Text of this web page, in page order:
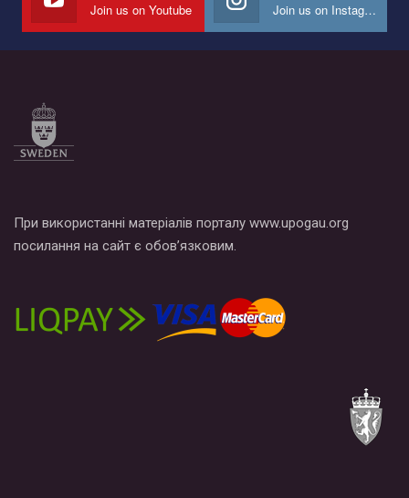
Все, что вам нужно сделать - это зайти на наш канал YouTube
Join us on Youtube Join us on Instagram
При використанні матеріалів порталу www.upogau.org
посилання на сайт є обов’язковим.